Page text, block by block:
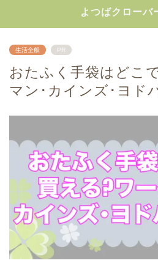
よつばクローバ
生活全般 PR
おたふく手袋はどこ
マン･カインズ･ヨド